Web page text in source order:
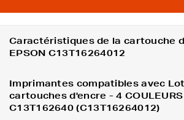
Caractéristiques de la cartouche
EPSON C13T16264012
Imprimantes compatibles avec
cartouches d'encre - 4
C13T162640 (C13T16264012)